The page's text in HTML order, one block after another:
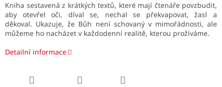
Kniha sestavená z krátkých textů, které mají čtenáře povzbudit,
aby otevřel oči, díval se, nechal se překvapovat, žasl a
děkoval. Ukazuje, že Bůh není schovaný v mimořádnosti, ale
můžeme ho nacházet v každodenní realitě, kterou prožíváme.
Detailní informace